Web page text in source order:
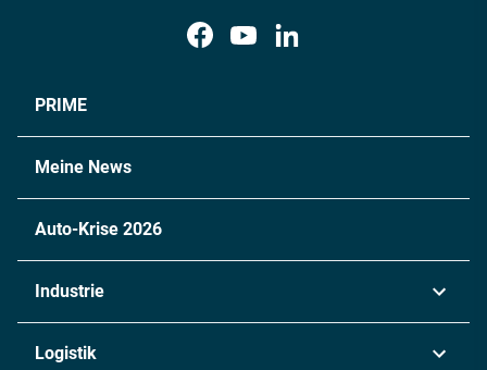
PRIME
Meine News
Auto-Krise 2026
Industrie
Logistik